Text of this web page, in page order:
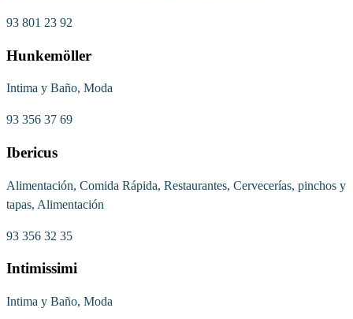
93 801 23 92
Hunkemöller
Intima y Baño, Moda
93 356 37 69
Ibericus
Alimentación, Comida Rápida, Restaurantes, Cervecerías, pinchos y
tapas, Alimentación
93 356 32 35
Intimissimi
Intima y Baño, Moda